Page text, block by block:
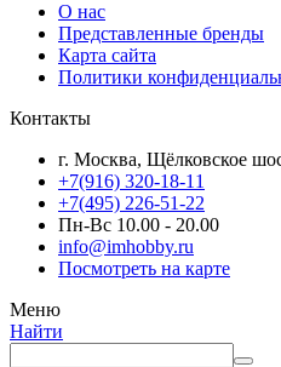
О нас
Представленные бренды
Карта сайта
Политики
Контакты
г. Москва, Щёлковское
+7(916) 320-18-11
+7(495) 226-51-22
Пн-Вс 10.00 - 20.00
info@imhobby.ru
Посмотреть на карте
Меню
Найти